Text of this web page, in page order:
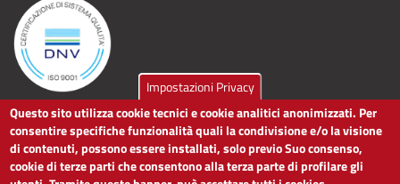
LINK UTILI
Dichiarazione di accessibilità
Impostazioni Privacy
Questo sito utilizza cookie tecnici e cookie analitici anonimizzati. Per
consentire specifiche funzionalità quali la condivisione e/o la visione
di contenuti, possono essere installati, solo previo Suo consenso,
cookie di terze parti che consentono alla terza parte di profilare gli